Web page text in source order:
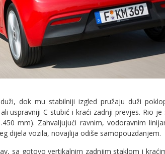
dok mu stabilniji izgled pružaju duži
uspravniji C stubić i kraći zadnji prevjes. Rio
mm). Zahvaljujući ravnim, vodoravnim
dijela vozila, novajlija odiše samopouzdanjem.
sa gotovo vertikalnim zadnjim staklom i